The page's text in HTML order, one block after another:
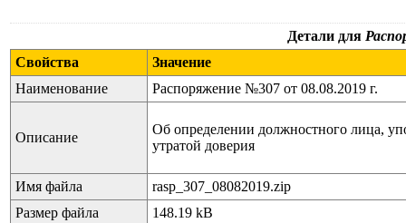
Детали для
Свойства
Значение
Наименование
Распоряжение №307 от 08.08.2019 г.
Описание
Об определении должностного лица,
утратой доверия
Имя файла
rasp_307_08082019.zip
Размер файла
148.19 kB